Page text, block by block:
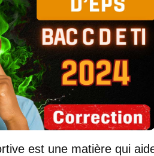
est une matière qui